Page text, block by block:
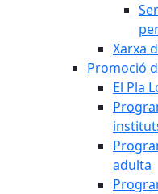
Xarxa
Promoció
El Pla
adulta